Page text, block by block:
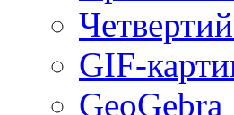
GIF-
GeoGebra